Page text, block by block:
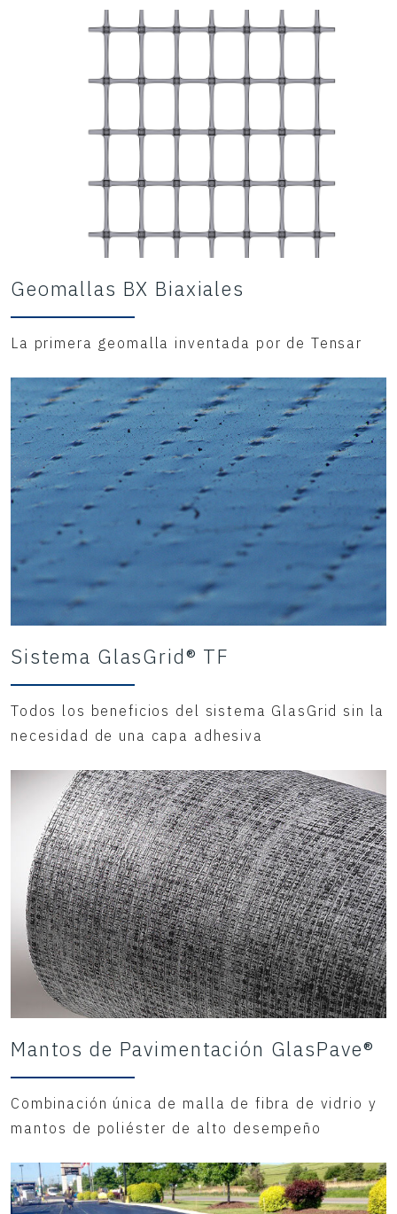
Geomallas BX Biaxiales
La primera geomalla inventada por de Tensar
Sistema GlasGrid® TF
Todos los beneficios del sistema GlasGrid sin la
necesidad de una capa adhesiva
Mantos de Pavimentación GlasPave®
Combinación única de malla de fibra de vidrio y
mantos de poliéster de alto desempeño